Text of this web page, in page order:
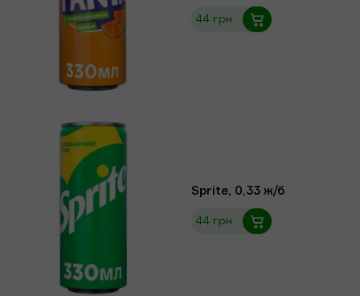
44 грн
Sprite, 0,33 ж/б
44 грн